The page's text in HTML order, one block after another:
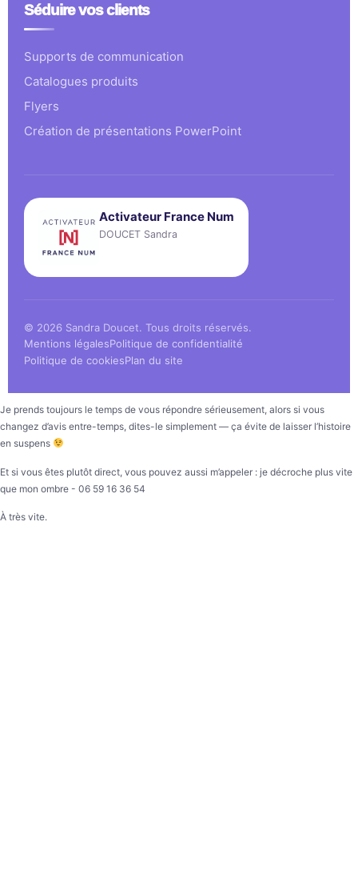
Séduire vos clients
Supports de communication
Catalogues produits
Flyers
Création de présentations PowerPoint
Activateur France Num
DOUCET Sandra
© 2026 Sandra Doucet. Tous droits réservés.
Mentions légalesPolitique de confidentialité
Politique de cookiesPlan du site
Je prends toujours le temps de vous répondre sérieusement, alors si vous
changez d’avis entre-temps, dites-le simplement — ça évite de laisser l’histoire
en suspens
Et si vous êtes plutôt direct, vous pouvez aussi m’appeler : je décroche plus vite
que mon ombre - 06 59 16 36 54
À très vite.